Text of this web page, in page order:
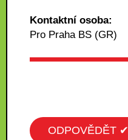
Kontaktní osoba:
Pro Praha BS (GR)
ODPOVĚDĚT ✔